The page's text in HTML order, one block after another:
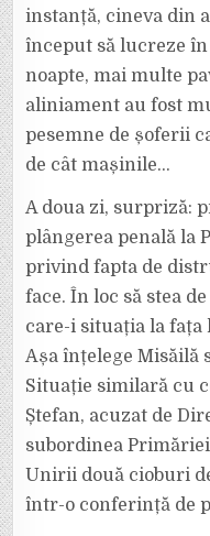
instanță, cineva din
început să lucreze în
noapte, mai multe
aliniament au fost
pesemne de șoferii
de cât mașinile…
A doua zi, surpriză:
plângerea penală la
privind fapta de
face. În loc să stea
care-i situația la fața
Așa înțelege Misăilă
Situație similară cu
Ștefan, acuzat de
subordinea
Unirii două cioburi
într-o conferință de